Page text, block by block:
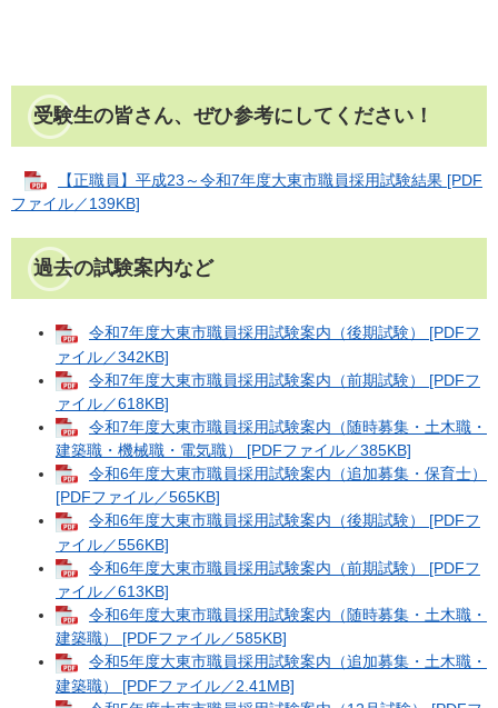
受験生の皆さん、ぜひ参考にしてください！
【正職員】平成23～令和7年度大東市職員採用試験結果 [PDF
ファイル／139KB]
過去の試験案内など
令和7年度大東市職員採用試験案内（後期試験） [PDFフ
ァイル／342KB]
令和7年度大東市職員採用試験案内（前期試験） [PDFフ
ァイル／618KB]
令和7年度大東市職員採用試験案内（随時募集・土木職・
建築職・機械職・電気職） [PDFファイル／385KB]
令和6年度大東市職員採用試験案内（追加募集・保育士）
[PDFファイル／565KB]
令和6年度大東市職員採用試験案内（後期試験） [PDFフ
ァイル／556KB]
令和6年度大東市職員採用試験案内（前期試験） [PDFフ
ァイル／613KB]
令和6年度大東市職員採用試験案内（随時募集・土木職・
建築職） [PDFファイル／585KB]
令和5年度大東市職員採用試験案内（追加募集・土木職・
建築職） [PDFファイル／2.41MB]